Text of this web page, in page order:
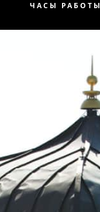
ЧАСЫ РАБОТЫ